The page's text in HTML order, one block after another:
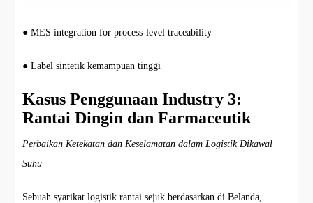
● MES integration for process-level traceability
● Label sintetik kemampuan tinggi
Kasus Penggunaan Industry 3:
Rantai Dingin dan Farmaceutik
Perbaikan Ketekatan dan Keselamatan dalam Logistik Dikawal
Suhu
Sebuah syarikat logistik rantai sejuk berdasarkan di Belanda,